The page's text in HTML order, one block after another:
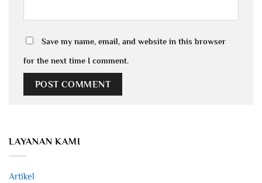
Save my name, email, and website in this browser
for the next time I comment.
LAYANAN KAMI
Artikel